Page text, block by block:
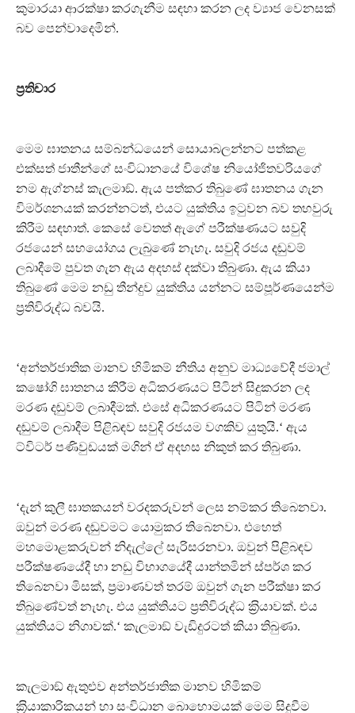
කුමාරයා ආරක්ෂා කරගැනීම සඳහා කරන ලද ව්‍යාජ වෙනසක්
බව පෙන්වාදෙමින්.
ප‍්‍රතිචාර
මෙම ඝාතනය සම්බන්ධයෙන් සොයාබලන්නට පත්කළ
එක්සත් ජාතීන්ගේ සංවිධානයේ විශේෂ නියෝජිතවරියගේ
නම ඇග්නස් කැලමාඞ්. ඇය පත්කර තිබුණේ ඝාතනය ගැන
විමර්ශනයක් කරන්නටත්, එයට යුක්තිය ඉටුවන බව තහවුරු
කිරීම සඳහාත්. කෙසේ වෙතත් ඇගේ පරීක්ෂණයට සවුදි
රජයෙන් සහයෝගය ලැබුණේ නැහැ. සවුදි රජය දඬුවම්
ලබාදීමේ පුවත ගැන ඇය අදහස් දක්වා තිබුණා. ඇය කියා
තිබුණේ මෙම නඩු තීන්දුව යුක්තිය යන්නට සම්පූර්ණයෙන්ම
ප‍්‍රතිවිරුද්ධ බවයි.
‘අන්තර්ජාතික මානව හිමිකම් නීතිය අනුව මාධ්‍යවේදී ජමාල්
කෂෝගි ඝාතනය කිරීම අධිකරණයට පිටින් සිදුකරන ලද
මරණ දඬුවම් ලබාදීමක්. එසේ අධිකරණයට පිටින් මරණ
දඬුවම් ලබාදීම පිළිබඳව සවුදි රජයම වගකිව යුතුයි.‘ ඇය
ට්විටර් පණිවුඩයක් මගින් ඒ අදහස නිකුත් කර තිබුණා.
‘දැන් කුලී ඝාතකයන් වරදකරුවන් ලෙස නම්කර තිබෙනවා.
ඔවුන් මරණ දඬුවමට යොමුකර තිබෙනවා. එහෙත්
මහමොළකරුවන් නිදැල්ලේ සැරිසරනවා. ඔවුන් පිළිබඳව
පරීක්ෂණයේදී හා නඩු විභාගයේදී යාන්තමින් ස්පර්ශ කර
තිබෙනවා මිසක්, ප‍්‍රමාණවත් තරම් ඔවුන් ගැන පරීක්ෂා කර
තිබුණේවත් නැහැ. එය යුක්තියට ප‍්‍රතිවිරුද්ධ ක‍්‍රියාවක්. එය
යුක්තියට නිගාවක්.‘ කැලමාඞ් වැඩිදුරටත් කියා තිබුණා.
කැලමාඞ් ඇතුළුව අන්තර්ජාතික මානව හිමිකම්
ක‍්‍රියාකාරිකයන් හා සංවිධාන බොහොමයක් මෙම සිදුවීම